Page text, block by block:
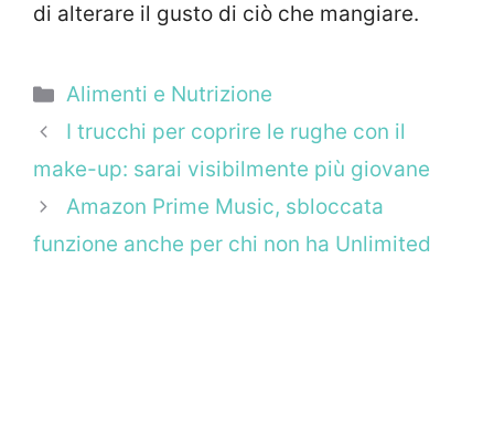
di alterare il gusto di ciò che mangiare.
Categorie
Alimenti e Nutrizione
I trucchi per coprire le rughe con il
make-up: sarai visibilmente più giovane
Amazon Prime Music, sbloccata
funzione anche per chi non ha Unlimited